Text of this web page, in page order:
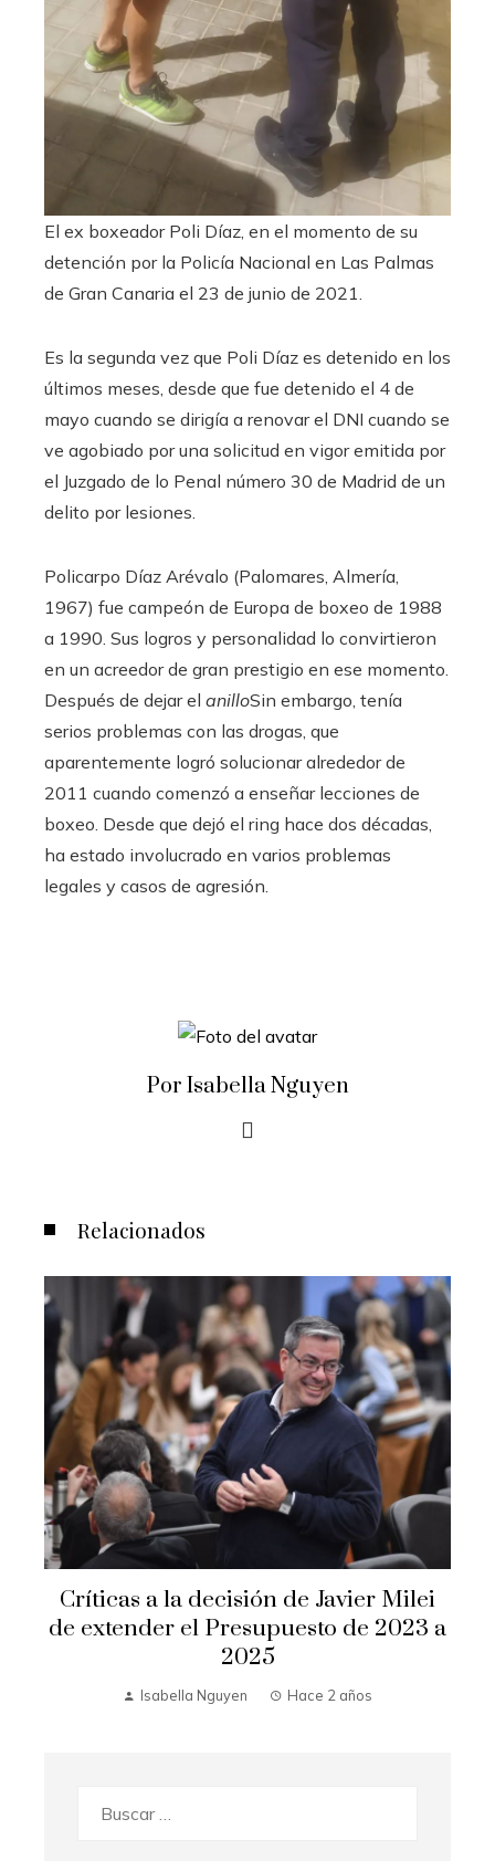
El ex boxeador Poli Díaz, en el momento de su
detención por la Policía Nacional en Las Palmas
de Gran Canaria el 23 de junio de 2021.
Es la segunda vez que Poli Díaz es detenido en los
últimos meses, desde que fue detenido el 4 de
mayo cuando se dirigía a renovar el DNI cuando se
ve agobiado por una solicitud en vigor emitida por
el Juzgado de lo Penal número 30 de Madrid de un
delito por lesiones.
Policarpo Díaz Arévalo (Palomares, Almería,
1967) fue campeón de Europa de boxeo de 1988
a 1990. Sus logros y personalidad lo convirtieron
en un acreedor de gran prestigio en ese momento.
Después de dejar el anilloSin embargo, tenía
serios problemas con las drogas, que
aparentemente logró solucionar alrededor de
2011 cuando comenzó a enseñar lecciones de
boxeo. Desde que dejó el ring hace dos décadas,
ha estado involucrado en varios problemas
legales y casos de agresión.
Por Isabella Nguyen
Relacionados
Críticas a la decisión de Javier Milei
de extender el Presupuesto de 2023 a
2025
Isabella Nguyen Hace 2 años